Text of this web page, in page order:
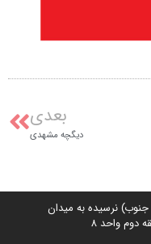
بعدی
دیگچه مشهدی
جنوب) نرسیده به میدان